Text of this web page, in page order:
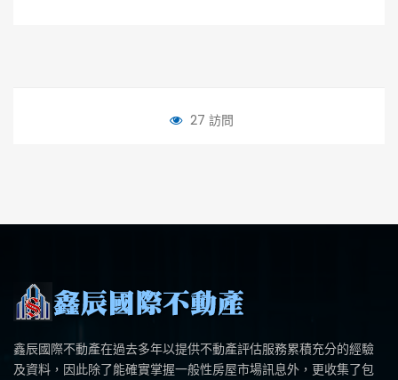
27 訪問
鑫辰國際不動產在過去多年以提供不動產評估服務累積充分的經驗
及資料，因此除了能確實掌握一般性房屋市場訊息外，更收集了包